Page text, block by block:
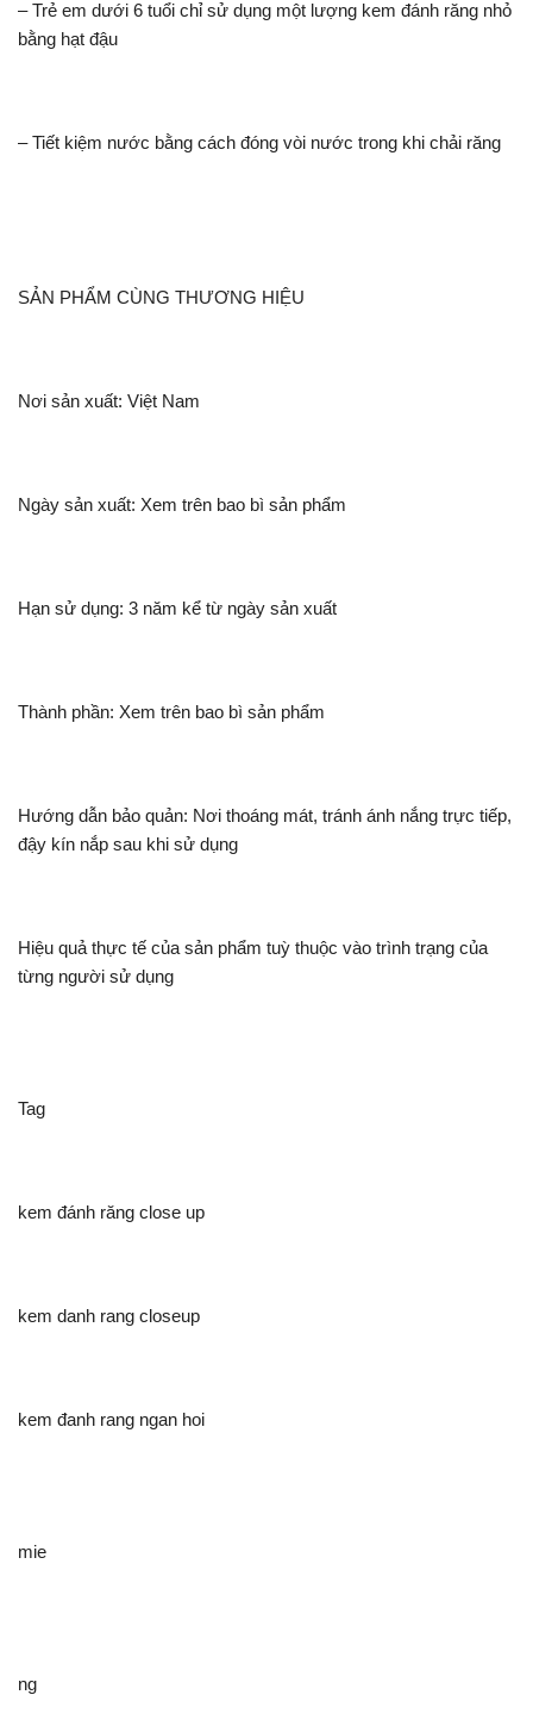
– Trẻ em dưới 6 tuổi chỉ sử dụng một lượng kem đánh răng nhỏ
bằng hạt đậu
– Tiết kiệm nước bằng cách đóng vòi nước trong khi chải răng
SẢN PHẨM CÙNG THƯƠNG HIỆU
Nơi sản xuất: Việt Nam
Ngày sản xuất: Xem trên bao bì sản phẩm
Hạn sử dụng: 3 năm kể từ ngày sản xuất
Thành phần: Xem trên bao bì sản phẩm
Hướng dẫn bảo quản: Nơi thoáng mát, tránh ánh nắng trực tiếp,
đậy kín nắp sau khi sử dụng
Hiệu quả thực tế của sản phẩm tuỳ thuộc vào trình trạng của
từng người sử dụng
Tag
kem đánh răng close up
kem danh rang closeup
kem đanh rang ngan hoi
mie
ng